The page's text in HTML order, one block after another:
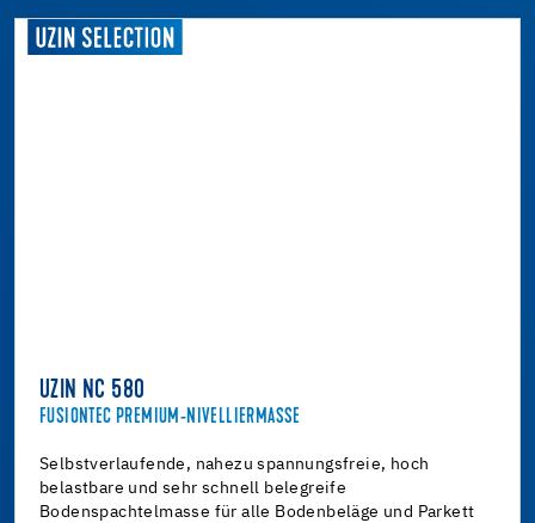
UZIN NC 580
FUSIONTEC PREMIUM-NIVELLIERMASSE
Selbstverlaufende, nahezu spannungsfreie, hoch
belastbare und sehr schnell belegreife
Bodenspachtelmasse für alle Bodenbeläge und Parkett